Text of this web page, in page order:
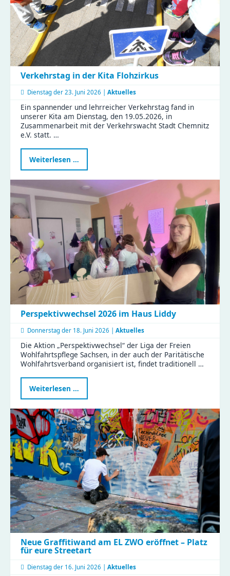
Bastelspaß
Verkehrstag in der Kita Flohzirkus
Dienstag der 23. Juni 2026 | Aktuelles
Ein spannender und lehrreicher Verkehrstag fand in
unserer Kita am Dienstag, den 19.05.2026, in
Zusammenarbeit mit der Verkehrswacht Stadt Chemnitz
e.V. statt. …
Weiterlesen …
in
der
Kita
Flohzirkus
Perspektivwechsel 2026 im Haus Liddy
Donnerstag der 18. Juni 2026 | Aktuelles
Die Aktion „Perspektivwechsel“ der Liga der Freien
Wohlfahrtspflege Sachsen, in der auch der Paritätische
Wohlfahrtsverband organisiert ist, findet traditionell …
Weiterlesen …
2026
Haus
Liddy
Neue Graffitiwand am EL ZWO eröffnet – Platz
für eure Streetart
Dienstag der 16. Juni 2026 | Aktuelles